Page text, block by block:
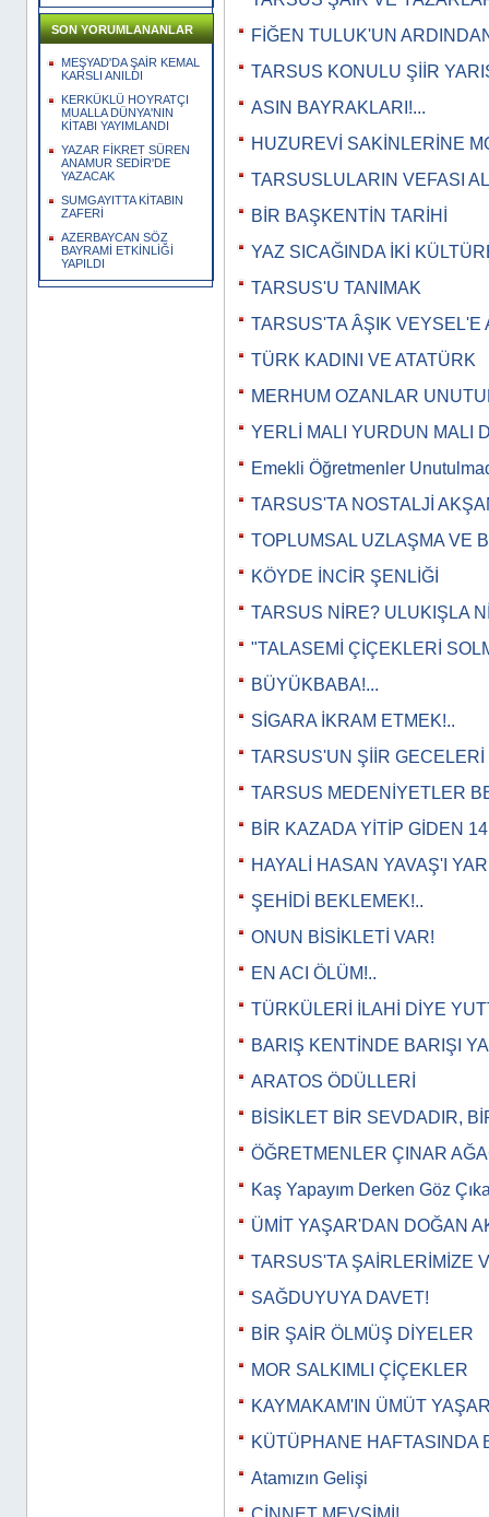
SON YORUMLANANLAR
MEŞYAD'DA ŞAİR KEMAL
KARSLI ANILDI
KERKÜKLÜ HOYRATÇI
MUALLA DÜNYA'NIN
KİTABI YAYIMLANDI
YAZAR FİKRET SÜREN
ANAMUR SEDİR'DE
YAZACAK
SUMGAYITTA KİTABIN
ZAFERİ
AZERBAYCAN SÖZ
BAYRAMİ ETKİNLİĞİ
YAPILDI
FİĞEN TULUK'UN
TARSUS KONULU ŞİİR
ASIN BAYRAKLARI!...
HUZUREVİ SAKİNLERİNE
TARSUSLULARIN VEFASI
BİR BAŞKENTİN TARİHİ
YAZ SICAĞINDA İKİ
TARSUS'U TANIMAK
TARSUS'TA ÂŞIK VEYSEL'E
TÜRK KADINI VE ATATÜRK
MERHUM OZANLAR
YERLİ MALI YURDUN MALI
Emekli Öğretmenler
TARSUS'TA NOSTALJİ
TOPLUMSAL UZLAŞMA VE
KÖYDE İNCİR ŞENLİĞİ
TARSUS NİRE? ULUKIŞLA
"TALASEMİ ÇİÇEKLERİ
BÜYÜKBABA!...
SİGARA İKRAM ETMEK!..
TARSUS'UN ŞİİR GECELERİ
TARSUS MEDENİYETLER
BİR KAZADA YİTİP GİDEN
HAYALİ HASAN YAVAŞ'I
ŞEHİDİ BEKLEMEK!..
ONUN BİSİKLETİ VAR!
EN ACI ÖLÜM!..
TÜRKÜLERİ İLAHİ DİYE
BARIŞ KENTİNDE BARIŞI
ARATOS ÖDÜLLERİ
BİSİKLET BİR SEVDADIR,
ÖĞRETMENLER ÇINAR
Kaş Yapayım Derken Göz
ÜMİT YAŞAR'DAN DOĞAN
TARSUS'TA ŞAİRLERİMİZE
SAĞDUYUYA DAVET!
BİR ŞAİR ÖLMÜŞ DİYELER
MOR SALKIMLI ÇİÇEKLER
KAYMAKAM'IN ÜMÜT
KÜTÜPHANE HAFTASINDA
Atamızın Gelişi